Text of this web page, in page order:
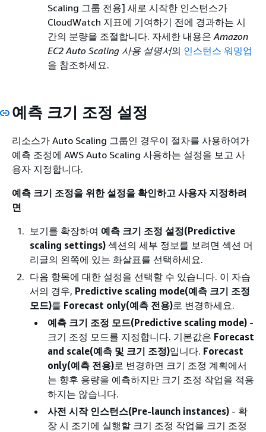
Scaling 그룹 전용] 새로 시작한 인스턴스가
CloudWatch 지표에 기여하기 전에 경과하는 시
간의 분량을 조절합니다. 자세한 내용은Amazon
EC2 Auto Scaling 사용 설명서의 인스턴스 워밍업
을 참조하세요.
예측 크기 조정 설정
리소스가 Auto Scaling 그룹인 경우이 절차를 사용하여가
예측 조정에 AWS Auto Scaling 사용하는 설정을 보고 사
용자 지정합니다.
예측 크기 조정을 위한 설정을 확인하고 사용자 지정하려
면
보기를 확장하여 예측 크기 조정 설정(Predictive
scaling settings) 섹션의 세부 정보를 보려면 섹션 머
리글의 왼쪽에 있는 화살표를 선택하세요.
다음 항목에 대한 설정을 선택할 수 있습니다. 이 자습
서의 경우, Predictive scaling mode(예측 크기 조정
모드)를 Forecast only(예측 전용)로 변경하세요.
예측 크기 조정 모드(Predictive scaling mode) -
크기 조정 모드를 지정합니다. 기본값은 Forecast
and scale(예측 및 크기 조정)입니다. Forecast
only(예측 전용)로 변경하면 크기 조정 계획에서
는 향후 용량을 예측하지만 크기 조정 작업을 적용
하지는 않습니다.
사전 시작 인스턴스(Pre-launch instances) - 확
장 시 조기에 실행할 크기 조정 작업을 크기 조정